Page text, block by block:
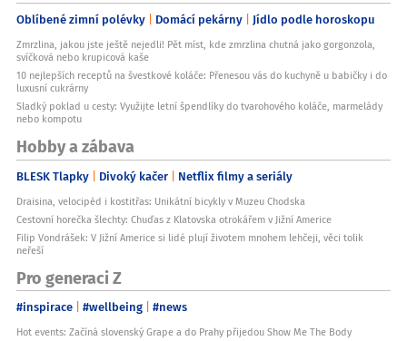
Oblíbené zimní polévky Domácí pekárny Jídlo podle horoskopu
Zmrzlina, jakou jste ještě nejedli! Pět míst, kde zmrzlina chutná jako gorgonzola,
svíčková nebo krupicová kaše
10 nejlepších receptů na švestkové koláče: Přenesou vás do kuchyně u babičky i do
luxusní cukrárny
Sladký poklad u cesty: Využijte letní špendlíky do tvarohového koláče, marmelády
nebo kompotu
Hobby a zábava
BLESK Tlapky Divoký kačer Netflix filmy a seriály
Draisina, velocipéd i kostitřas: Unikátní bicykly v Muzeu Chodska
Cestovní horečka šlechty: Chuďas z Klatovska otrokářem v Jižní Americe
Filip Vondrášek: V Jižní Americe si lidé plují životem mnohem lehčeji, věci tolik
neřeší
Pro generaci Z
#inspirace #wellbeing #news
Hot events: Začíná slovenský Grape a do Prahy přijedou Show Me The Body